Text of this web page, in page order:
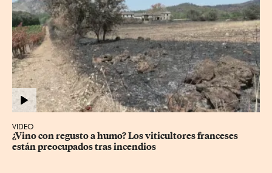
VIDEO
¿Vino con regusto a humo? Los viticultores franceses
están preocupados tras incendios